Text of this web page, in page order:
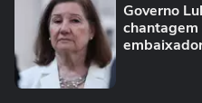
Governo